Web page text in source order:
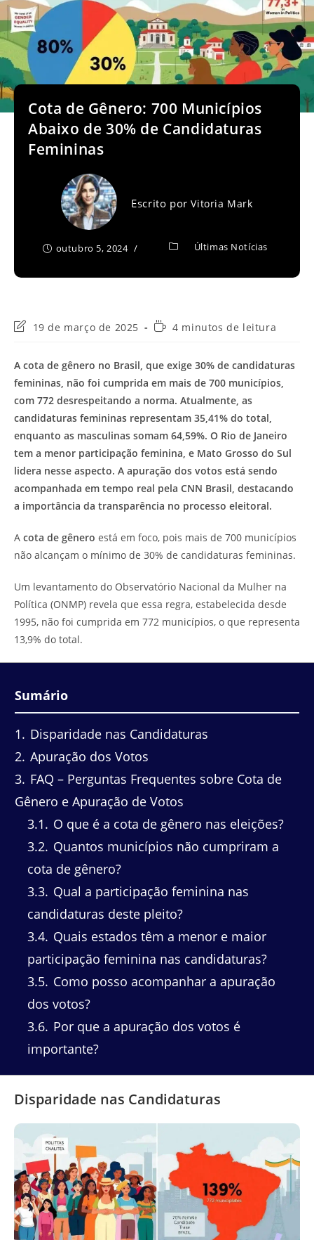
Cota de Gênero: 700 Municípios
Abaixo de 30% de Candidaturas
Femininas
Escrito porVitoria Mark
outubro 5, 2024 Últimas Notícias
Última
post:
19 de março de 2025
Tempo4 minutos de leitura
A cota de gênero no Brasil, que exige 30% de candidaturas
femininas, não foi cumprida em mais de 700 municípios,
com 772 desrespeitando a norma. Atualmente, as
candidaturas femininas representam 35,41% do total,
enquanto as masculinas somam 64,59%. O Rio de Janeiro
tem a menor participação feminina, e Mato Grosso do Sul
lidera nesse aspecto. A apuração dos votos está sendo
acompanhada em tempo real pela CNN Brasil, destacando
a importância da transparência no processo eleitoral.
A cota de gênero está em foco, pois mais de 700 municípios
não alcançam o mínimo de 30% de candidaturas femininas.
Um levantamento do Observatório Nacional da Mulher na
Política (ONMP) revela que essa regra, estabelecida desde
1995, não foi cumprida em 772 municípios, o que representa
13,9% do total.
Sumário
1
Disparidade nas Candidaturas
2 Apuração dos Votos
3 FAQ – Perguntas Frequentes sobre Cota de
Gênero e Apuração de Votos
3.1
O que é a cota de gênero nas eleições?
3.2 Quantos municípios não cumpriram a
cota de gênero?
3.3 Qual a participação feminina nas
candidaturas deste pleito?
3.4 Quais estados têm a menor e maior
participação feminina nas candidaturas?
3.5 Como posso acompanhar a apuração
dos votos?
3.6 Por que a apuração dos votos é
importante?
Disparidade nas Candidaturas